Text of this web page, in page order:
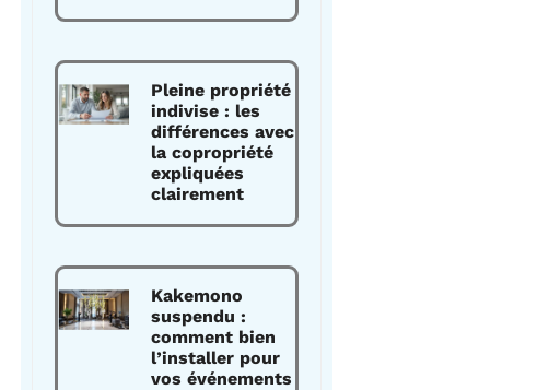
Pleine propriété
indivise : les
différences avec
la copropriété
expliquées
clairement
Kakemono
suspendu :
comment bien
l’installer pour
vos événements